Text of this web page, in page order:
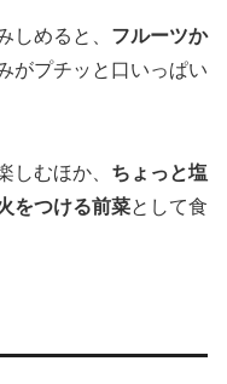
しめると、 フルーツか
がプチッと口いっぱい
しむほか、 ちょっと塩
をつける前菜として食